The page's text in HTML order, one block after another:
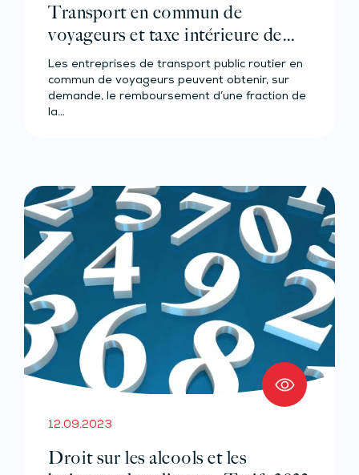
Transport en commun de
voyageurs et taxe intérieure de
consommation sur le gazole –
Année 2023
Les entreprises de transport public routier en
commun de voyageurs peuvent obtenir, sur
demande, le remboursement d’une fraction de
la…
12.09.2023
Droit sur les alcools et les